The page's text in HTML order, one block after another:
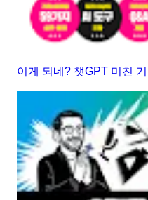
이게 되네? 챗GPT 미친